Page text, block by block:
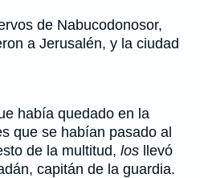
de Nabucodonosor,
a Jerusalén, y la ciudad
había quedado en la
que se habían pasado al
de la multitud, los llevó
capitán de la guardia.